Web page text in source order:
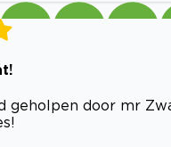
geholpen door mr